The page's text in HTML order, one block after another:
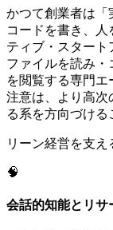
かつて創業者は
コードを書き、
ティブ・スタート
ファイルを読み・
を閲覧する専門
注意は、より高
る系を方向づけ
リーン経営を支
🧠
会話的知能とリサ